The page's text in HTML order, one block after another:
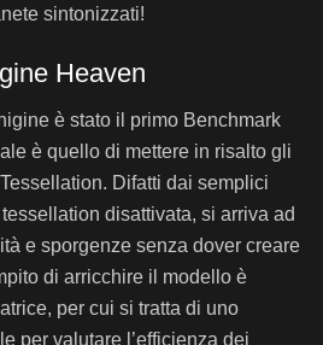
sintonizzati!
Heaven
è stato il primo Benchmark
è quello di mettere in risalto gli
Difatti dai semplici
disattivata, si arriva ad
e sporgenze senza dover creare
di arricchire il modello è
per cui si tratta di uno
per valutare l’efficienza dei